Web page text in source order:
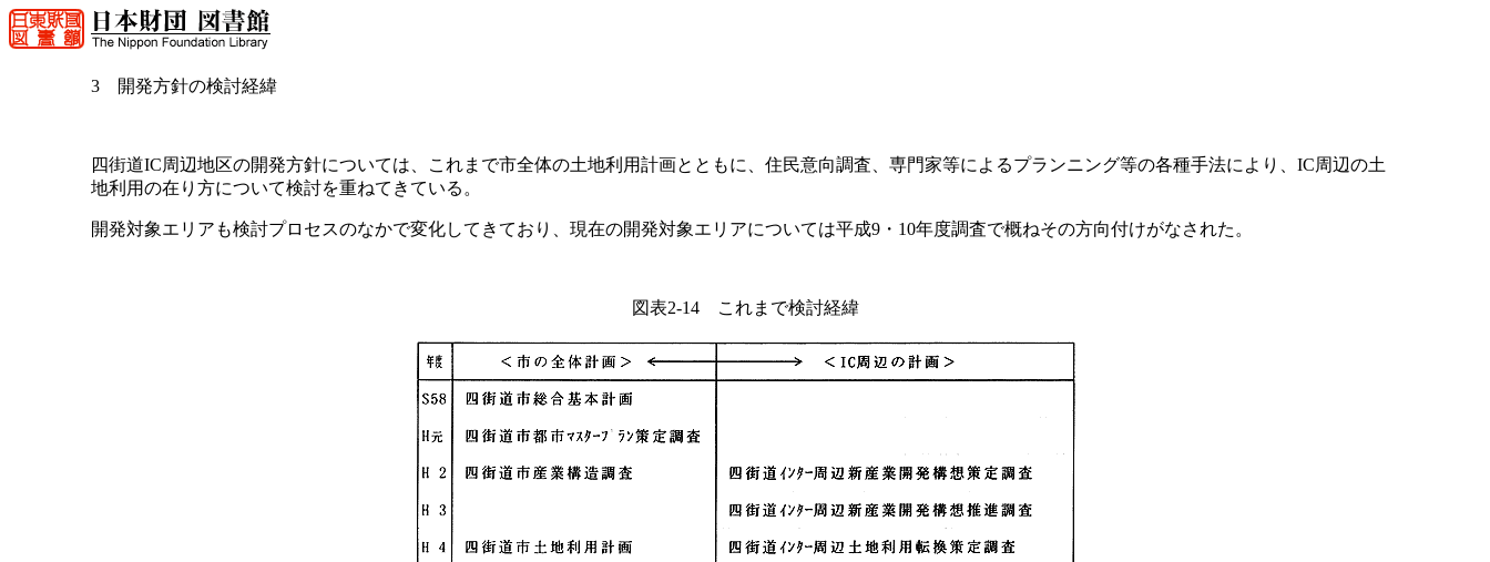
3 開発方針の検討経緯
四街道IC周辺地区の開発方針については、これまで市全体の土地利用計画とともに、住民意向調査、専門家等によるプランニング等の各種手法により、IC周辺の土
地利用の在り方について検討を重ねてきている。
開発対象エリアも検討プロセスのなかで変化してきており、現在の開発対象エリアについては平成9・10年度調査で概ねその方向付けがなされた。
図表2-14 これまで検討経緯